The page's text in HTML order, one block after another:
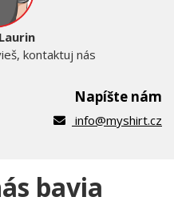
kontaktuj nás
Napíšte nám
info@myshirt.cz
bavia